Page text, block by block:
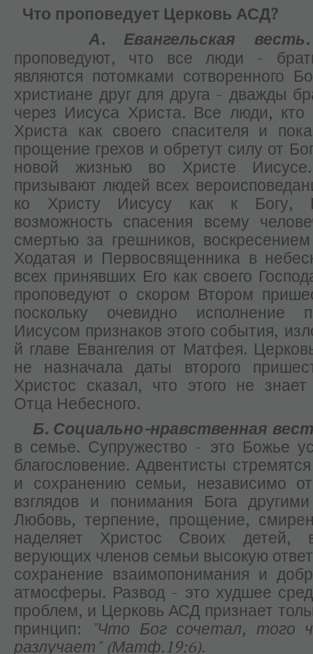
Что проповедует Церковь АСД?
А.
Евангельская весть.
проповедуют, что все люди -
являются потомками сотворенного
христиане друг для друга - дважды
через Иисуса Христа. Все люди, кто
Христа как своего спасителя и
прощение грехов и обретут силу от
новой жизнью во Христе
призывают людей всех
ко Христу Иисусу как к Богу,
возможность спасения всему
смертью за грешников,
Ходатая и Первосвященника в
всех принявших Его как своего
проповедуют о скором Втором
поскольку очевидно исполнение
Иисусом признаков этого события,
й главе Евангелия от Матфея.
не назначала даты второго
Христос сказал, что этого не
Отца Небесного.
Б. Социально-нравственная
в семье. Супружество - это Божье
благословение. Адвентисты
и сохранению семьи, независимо
взглядов и понимания Бога
Любовь, терпение, прощение,
наделяет Христос Своих детей,
верующих членов семьи высокую
сохранение взаимопонимания и
атмосферы. Развод - это худшее
проблем, и Церковь АСД признает
принцип:
"Что Бог сочетал, того
разлучает" (Матф.19:6).